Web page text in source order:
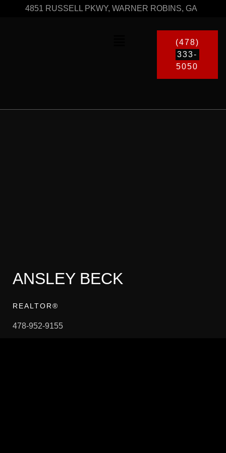
4851 RUSSELL PKWY, WARNER ROBINS, GA
(478)
333-
5050
ANSLEY BECK
REALTOR®
478-952-9155